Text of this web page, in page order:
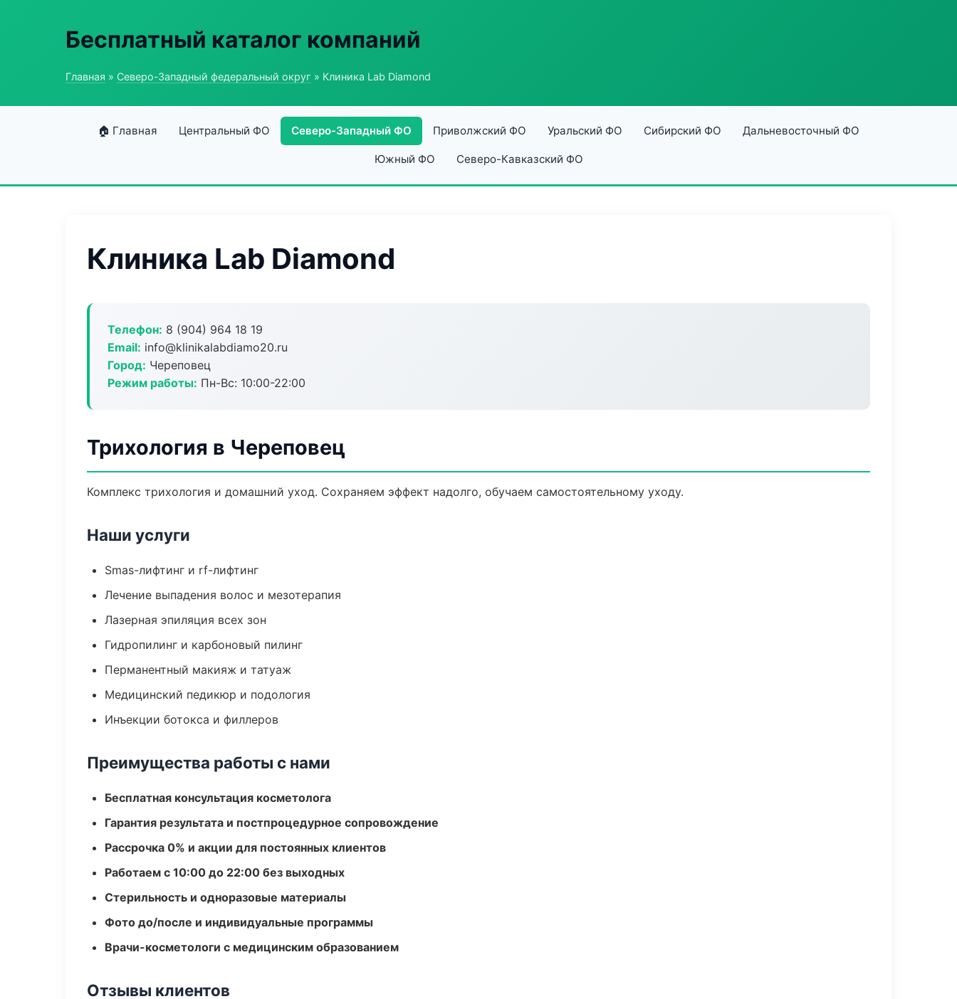
Бесплатный каталог компаний
Главная » Северо-Западный федеральный округ » Клиника Lab Diamond
🏠 Главная Центральный ФО Северо-Западный ФО Приволжский ФО Уральский ФО Сибирский ФО Дальневосточный ФО
Южный ФО Северо-Кавказский ФО
Клиника Lab Diamond
Телефон: 8 (904) 964 18 19
Email: info@klinikalabdiamo20.ru
Город: Череповец
Режим работы: Пн-Вс: 10:00-22:00
Трихология в Череповец
Комплекс трихология и домашний уход. Сохраняем эффект надолго, обучаем самостоятельному уходу.
Наши услуги
Smas-лифтинг и rf-лифтинг
Лечение выпадения волос и мезотерапия
Лазерная эпиляция всех зон
Гидропилинг и карбоновый пилинг
Перманентный макияж и татуаж
Медицинский педикюр и подология
Инъекции ботокса и филлеров
Преимущества работы с нами
Бесплатная консультация косметолога
Гарантия результата и постпроцедурное сопровождение
Рассрочка 0% и акции для постоянных клиентов
Работаем с 10:00 до 22:00 без выходных
Стерильность и одноразовые материалы
Фото до/после и индивидуальные программы
Врачи-косметологи с медицинским образованием
Отзывы клиентов